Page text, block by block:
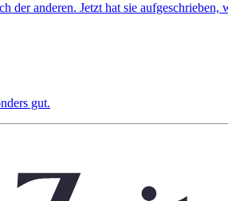
anderen. Jetzt hat sie aufgeschrieben,
gut.